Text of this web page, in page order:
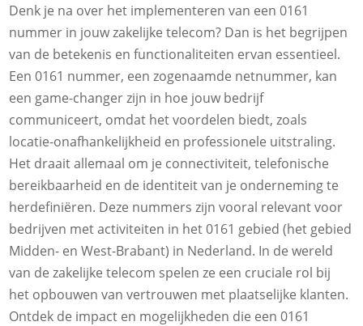
Denk je na over het implementeren van een 0161
nummer in jouw zakelijke telecom? Dan is het begrijpen
van de betekenis en functionaliteiten ervan essentieel.
Een 0161 nummer, een zogenaamde netnummer, kan
een game-changer zijn in hoe jouw bedrijf
communiceert, omdat het voordelen biedt, zoals
locatie-onafhankelijkheid en professionele uitstraling.
Het draait allemaal om je connectiviteit, telefonische
bereikbaarheid en de identiteit van je onderneming te
herdefiniëren. Deze nummers zijn vooral relevant voor
bedrijven met activiteiten in het 0161 gebied (het gebied
Midden- en West-Brabant) in Nederland. In de wereld
van de zakelijke telecom spelen ze een cruciale rol bij
het opbouwen van vertrouwen met plaatselijke klanten.
Ontdek de impact en mogelijkheden die een 0161